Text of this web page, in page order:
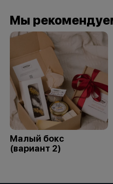
Мы
Малый бокс
(вариант 2)